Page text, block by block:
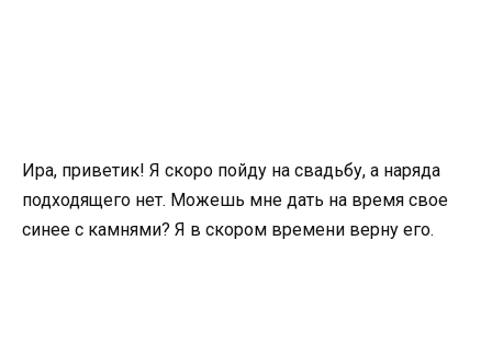
Ира, приветик! Я скоро пойду на свадьбу, а наряда
подходящего нет. Можешь мне дать на время свое
синее с камнями? Я в скором времени верну его.